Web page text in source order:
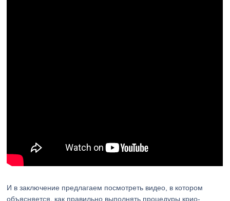
И в заключение предлагаем посмотреть видео, в котором
объясняется, как правильно выполнять процедуры крио-